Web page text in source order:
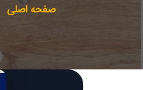
صفحه اصلی